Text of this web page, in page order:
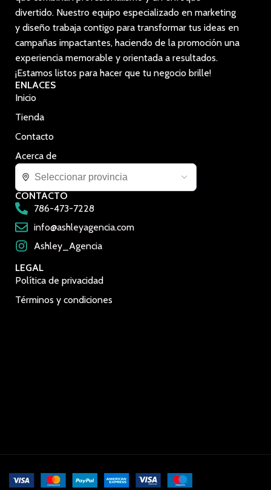
divertido. Nuestro equipo especializado en marketing
y diseño trabaja contigo para transformar tus ideas en
campañas impactantes, haciendo de la promoción una
experiencia memorable y orientada a resultados.
¡Estamos listos para hacer que tu negocio brille!
ENLACES
Inicio
Tienda
Contacto
Acerca de
CONTACTO
786-473-7228
info@ashleyagencia.com
Ashley_Agencia
LEGAL
Política de privacidad
Términos y condiciones